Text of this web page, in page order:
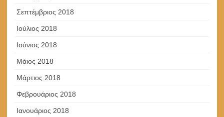
Σεπτέμβριος 2018
Ιούλιος 2018
Ιούνιος 2018
Μάιος 2018
Μάρτιος 2018
Φεβρουάριος 2018
Ιανουάριος 2018